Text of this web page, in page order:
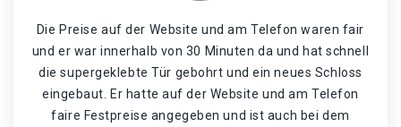
Die Preise auf der Website und am Telefon waren fair
und er war innerhalb von 30 Minuten da und hat schnell
die supergeklebte Tür gebohrt und ein neues Schloss
eingebaut. Er hatte auf der Website und am Telefon
faire Festpreise angegeben und ist auch bei dem